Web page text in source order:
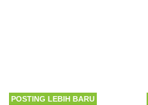
POSTING LEBIH BARU